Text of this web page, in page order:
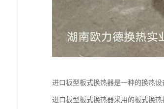
进口板型板式换热器是一种的换热
进口板型板式换热器采用的板式换